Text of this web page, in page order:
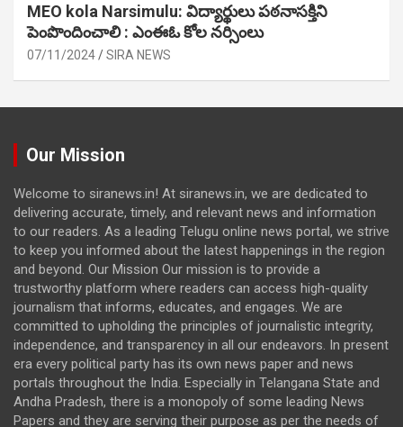
MEO kola Narsimulu: విద్యార్థులు పఠ‌నాసక్తిని
పెంపొందించాలి : ఎంఈఓ కోల నర్సింలు
07/11/2024 SIRA NEWS
Our Mission
Welcome to siranews.in! At siranews.in, we are dedicated to
delivering accurate, timely, and relevant news and information
to our readers. As a leading Telugu online news portal, we strive
to keep you informed about the latest happenings in the region
and beyond. Our Mission Our mission is to provide a
trustworthy platform where readers can access high-quality
journalism that informs, educates, and engages. We are
committed to upholding the principles of journalistic integrity,
independence, and transparency in all our endeavors. In present
era every political party has its own news paper and news
portals throughout the India. Especially in Telangana State and
Andha Pradesh, there is a monopoly of some leading News
Papers and they are serving their purpose as per the needs of